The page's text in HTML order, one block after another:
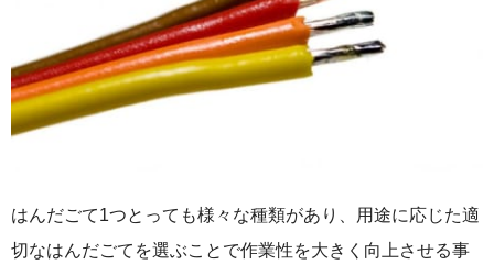
はんだごて1つとっても様々な種類があり、用途に応じた適
切なはんだごてを選ぶことで作業性を大きく向上させる事